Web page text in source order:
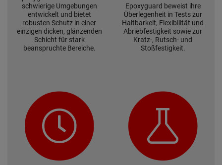
schwierige Umgebungen
entwickelt und bietet
robusten Schutz in einer
einzigen dicken, glänzenden
Schicht für stark
beanspruchte Bereiche.
Epoxyguard beweist ihre
Überlegenheit in Tests zur
Haltbarkeit, Flexibilität und
Abriebfestigkeit sowie zur
Kratz-, Rutsch- und
Stoßfestigkeit.